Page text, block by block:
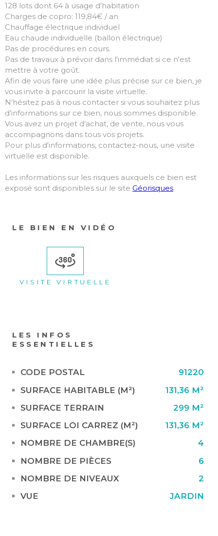
128 lots dont 64 à usage d'habitation
Charges de copro: 119,84€ / an
Chauffage électrique individuel
Eau chaude individuelle (ballon électrique)
Pas de procédures en cours.
Pas de travaux à prévoir dans l'immédiat si ce n'est
mettre à votre goût.
Afin de vous faire une idée plus précise sur ce bien, je
vous invite à parcourir la visite virtuelle.
N’hésitez pas à nous contacter si vous souhaitez plus
d’informations sur ce bien, nous sommes disponible.
Vous avez un projet d’achat, de vente, nous vous
accompagnons dans tous vos projets.
Pour plus d'informations, contactez-nous, une visite
virtuelle est disponible.
Les informations sur les risques auxquels ce bien est
exposé sont disponibles sur le site Géorisques
LE BIEN EN VIDÉO
VISITE VIRTUELLE
LES INFOS
ESSENTIELLES
Caractérisque Valeurs
CODE POSTAL
91220
SURFACE HABITABLE (M²)
131,36 M²
SURFACE TERRAIN
299 M²
SURFACE LOI CARREZ (M²)
131,36 M²
NOMBRE DE CHAMBRE(S)
4
NOMBRE DE PIÈCES
6
NOMBRE DE NIVEAUX
2
VUE
JARDIN